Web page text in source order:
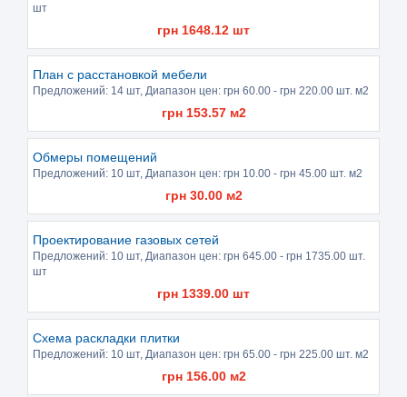
шт
грн 1648.12 шт
План с расстановкой мебели
Предложений: 14 шт, Диапазон цен: грн 60.00 - грн 220.00 шт. м2
грн 153.57м2
Обмеры помещений
Предложений: 10 шт, Диапазон цен: грн 10.00 - грн 45.00 шт. м2
грн 30.00м2
Проектирование газовых сетей
Предложений: 10 шт, Диапазон цен: грн 645.00 - грн 1735.00 шт.
шт
грн 1339.00 шт
Схема раскладки плитки
Предложений: 10 шт, Диапазон цен: грн 65.00 - грн 225.00 шт. м2
грн 156.00м2